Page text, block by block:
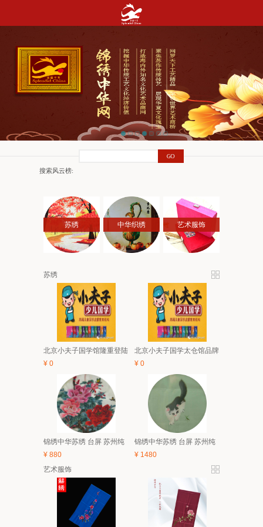
搜索风云榜:
苏绣 中华织绣 艺术服饰
苏绣
北京小夫子国学馆隆重登陆
活动开始啦！
¥ 0
北京小夫子国学太仓馆品牌
营简介
¥ 0
锦绣中华苏绣 台屏 苏州纯
装饰画 礼品
¥ 880
锦绣中华苏绣 台屏 苏州纯
装饰画 礼品
¥ 1480
艺术服饰